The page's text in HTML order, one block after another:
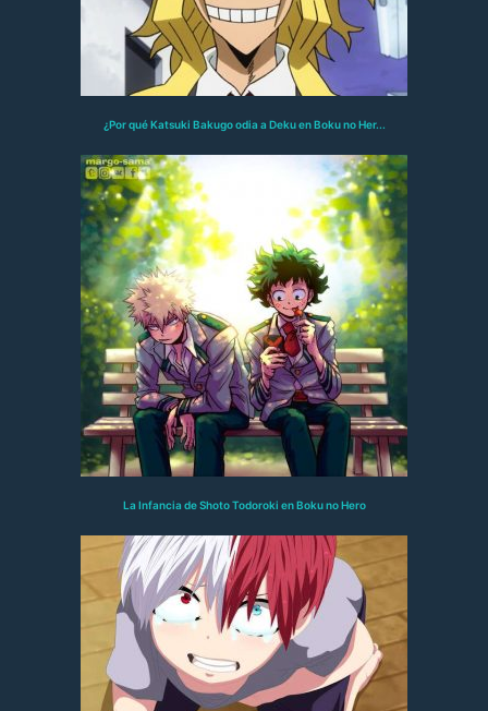
¿Por qué Katsuki Bakugo odia a Deku en Boku no Her...
La Infancia de Shoto Todoroki en Boku no Hero